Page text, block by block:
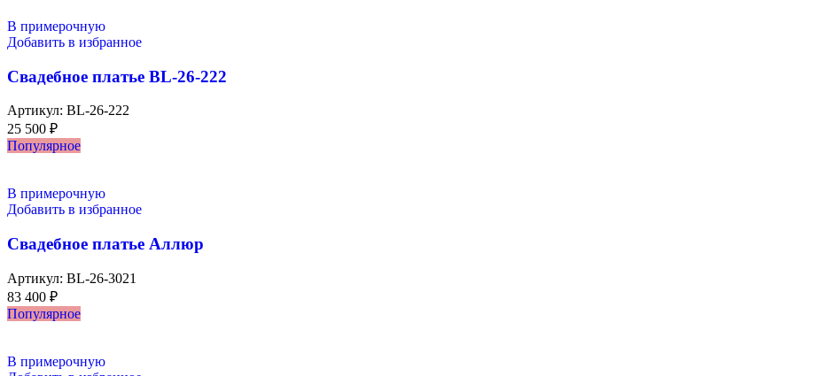
В примерочную
Добавить в избранное
Свадебное платье BL-26-222
Артикул: BL-26-222
25 500 ₽
Популярное
В примерочную
Добавить в избранное
Свадебное платье Аллюр
Артикул: BL-26-3021
83 400 ₽
Популярное
В примерочную